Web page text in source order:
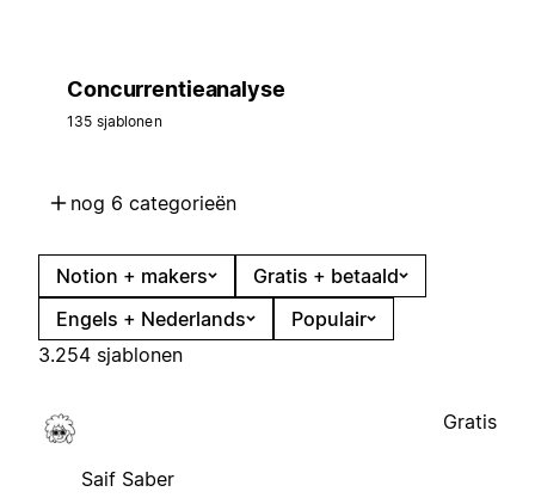
Concurrentieanalyse
135 sjablonen
nog 6 categorieën
Notion + makers
Gratis + betaald
Engels + Nederlands
Populair
3.254 sjablonen
Saif Saber
Gratis